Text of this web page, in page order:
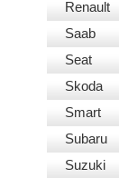
Renault
Saab
Seat
Skoda
Smart
Subaru
Suzuki